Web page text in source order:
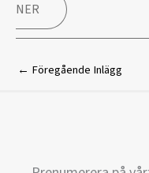
NER
← Föregående Inlägg